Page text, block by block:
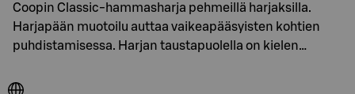
Coopin Classic-hammasharja pehmeillä harjaksilla.
Harjapään muotoilu auttaa vaikeapääsyisten kohtien
puhdistamisessa. Harjan taustapuolella on kielen…